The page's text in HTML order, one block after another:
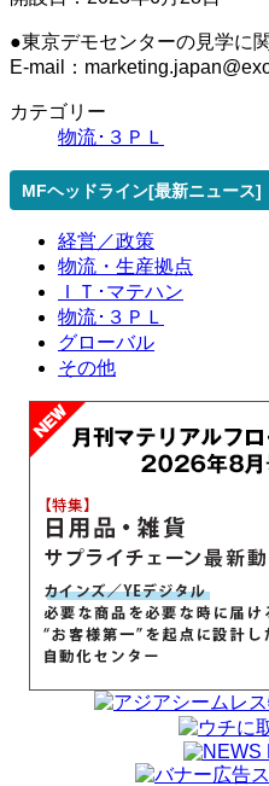
●東京デモセンターの見学に
E-mail：
カテゴリー
物流･３ＰＬ
MFヘッドライン[最新ニュース]
経営／政策
物流・生産拠点
ＩＴ･マテハン
物流･３ＰＬ
グローバル
その他